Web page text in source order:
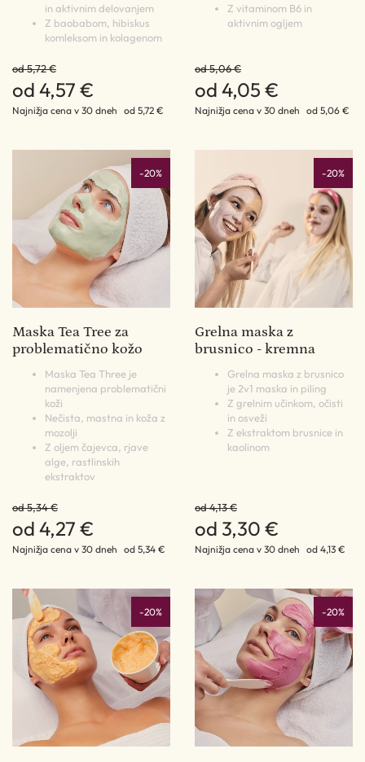
in aktivnim delovanjem
Z baobabom, hibiskus
komleksom in kolagenom
od 5,72 €
od 4,57 €
Najnižja cena v 30 dneh od 5,72 €
Z vitaminom B6 in
aktivnim ogljem
od 5,06 €
od 4,05 €
Najnižja cena v 30 dneh od 5,06 €
-20%
Maska Tea Tree za
problematično kožo
Maska Tea Three je
namenjena problematični
koži
Nečista, mastna in koža z
mozolji
Z oljem čajevca, rjave
alge, rastlinskih
ekstraktov
od 5,34 €
od 4,27 €
Najnižja cena v 30 dneh od 5,34 €
-20%
Grelna maska z
brusnico - kremna
Grelna maska z brusnico
je 2v1 maska in piling
Z grelnim učinkom, očisti
in osveži
Z ekstraktom brusnice in
kaolinom
od 4,13 €
od 3,30 €
Najnižja cena v 30 dneh od 4,13 €
-20% -20%